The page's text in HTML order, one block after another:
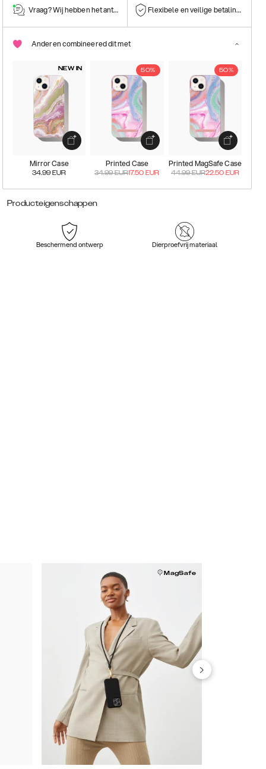
Vraag? Wij hebben het antwoord! Flexibele en veilige betalingen
Anderen combineered dit met
NEW IN
Mirror Case
34.99 EUR
50%
Printed Case
34.99EUR17.50 EUR
50%
Printed MagSafe Case
44.99EUR22.50 EUR
Producteigenschappen
Beschermend ontwerp Dierproefvrij materiaal
MagSafe